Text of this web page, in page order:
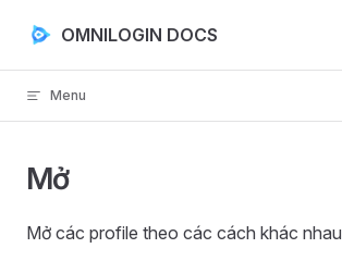
Skip to content
OMNILOGIN DOCS
Menu
Mở
Mở các profile theo các cách khác nhau